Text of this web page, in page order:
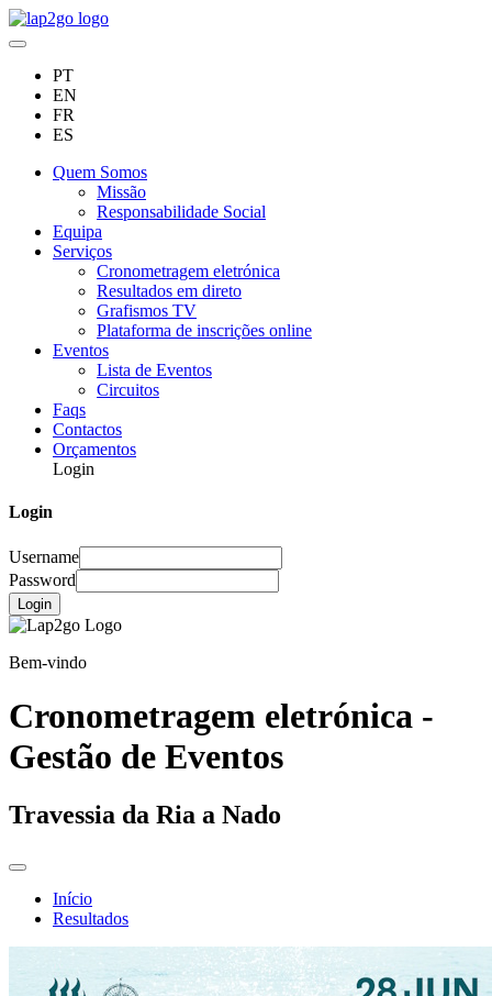
PT
EN
FR
ES
Quem Somos
Missão
Responsabilidade Social
Equipa
Serviços
Cronometragem eletrónica
Resultados em direto
Grafismos TV
Plataforma de inscrições online
Eventos
Lista de Eventos
Circuitos
Faqs
Contactos
Orçamentos
Login
Login
Username
Password
Login
Bem-vindo
Cronometragem eletrónica -
Gestão de Eventos
Travessia da Ria a Nado
Início
Resultados